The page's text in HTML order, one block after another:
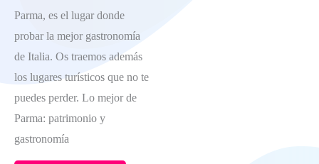
LOS
MOSAICOS
Parma, es el lugar donde
probar la mejor gastronomía
de Italia. Os traemos además
los lugares turísticos que no te
puedes perder. Lo mejor de
Parma: patrimonio y
gastronomía